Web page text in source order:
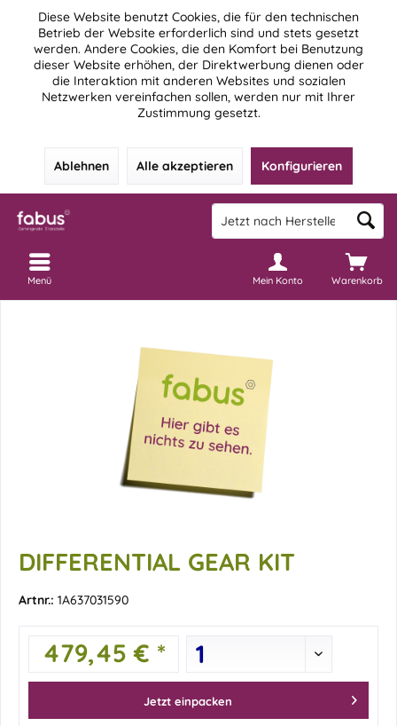
Diese Website benutzt Cookies, die für den technischen
Betrieb der Website erforderlich sind und stets gesetzt
werden. Andere Cookies, die den Komfort bei Benutzung
dieser Website erhöhen, der Direktwerbung dienen oder
die Interaktion mit anderen Websites und sozialen
Netzwerken vereinfachen sollen, werden nur mit Ihrer
Zustimmung gesetzt.
Ablehnen Alle akzeptieren Konfigurieren
Warenkorb
Mein Konto
Menü
DIFFERENTIAL GEAR KIT
Artnr.: 1A637031590
479,45 € *
Jetzt einpacken